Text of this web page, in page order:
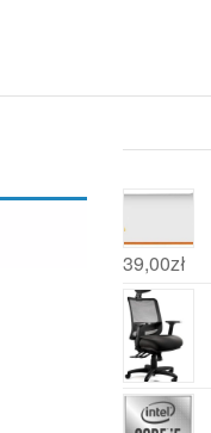
39,00zł